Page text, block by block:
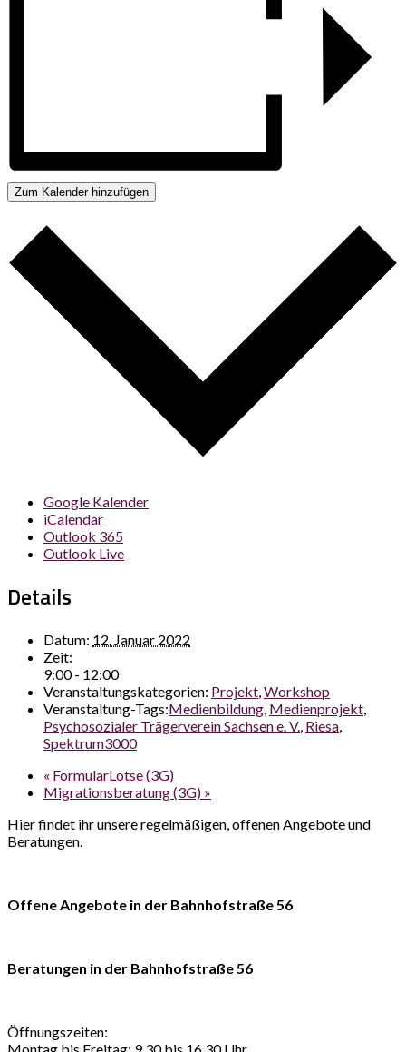
Zum Kalender hinzufügen
Google Kalender
iCalendar
Outlook 365
Outlook Live
Details
Datum: 12. Januar 2022
Zeit:
9:00 - 12:00
Veranstaltungskategorien: Projekt,Workshop
Veranstaltung-Tags:Medienbildung, Medienprojekt,
Psychosozialer Trägerverein Sachsen e. V., Riesa,
Spektrum3000
« FormularLotse (3G)
Migrationsberatung (3G) »
Hier findet ihr unsere regelmäßigen, offenen Angebote und
Beratungen.
Offene Angebote in der Bahnhofstraße 56
Beratungen in der Bahnhofstraße 56
Öffnungszeiten: